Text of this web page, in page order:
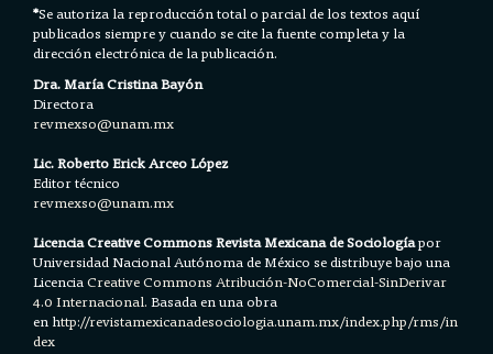
*Se autoriza la reproducción total o parcial de los textos aquí
publicados siempre y cuando se cite la fuente completa y la
dirección electrónica de la publicación.
Dra. María Cristina Bayón
Directora
revmexso@unam.mx
Lic. Roberto Erick Arceo López
Editor técnico
revmexso@unam.mx
Licencia Creative Commons Revista Mexicana de Sociologíapor
Universidad Nacional Autónoma de México se distribuye bajo una
LicenciaCreative Commons Atribución-NoComercial-SinDerivar
4.0 Internacional.Basada en una obra
en http://revistamexicanadesociologia.unam.mx/index.php/rms/in
dex